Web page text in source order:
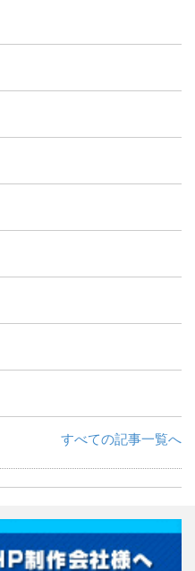
すべての記事一覧へ